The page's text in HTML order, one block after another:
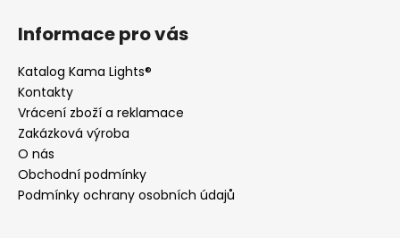
Informace pro vás
Katalog Kama Lights®
Kontakty
Vrácení zboží a reklamace
Zakázková výroba
O nás
Obchodní podmínky
Podmínky ochrany osobních údajů